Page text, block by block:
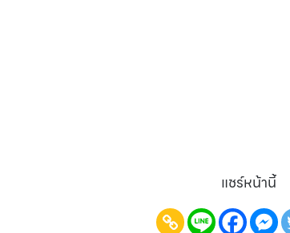
แชร์หน้านี้